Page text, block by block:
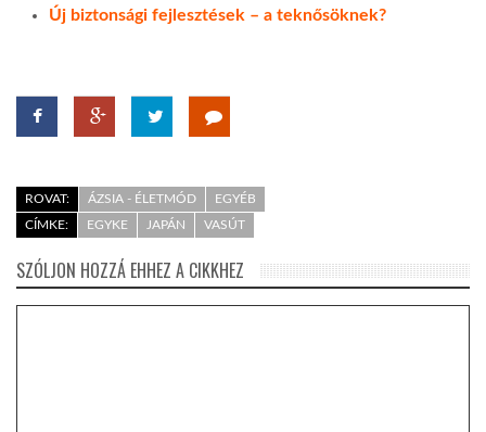
Új biztonsági fejlesztések – a teknősöknek?
ROVAT: ÁZSIA - ÉLETMÓD
EGYÉB
CÍMKE:
EGYKE JAPÁN VASÚT
SZÓLJON HOZZÁ EHHEZ A CIKKHEZ